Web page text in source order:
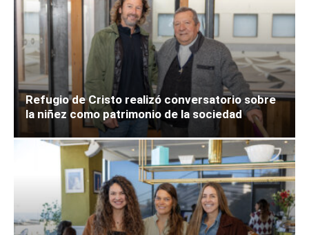
Refugio de Cristo realizó conversatorio sobre
la niñez como patrimonio de la sociedad